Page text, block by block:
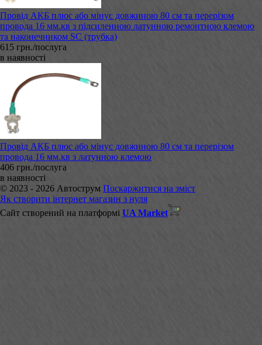
Провід АКБ плюс або мінус довжиною 80 см та перерізом
провода 16 мм.кв з підсиленною латунною ремонтною клемою
та наконечником SC (трубка)
615 грн./послуга
в наявності
Провід АКБ плюс або мінус довжиною 80 см та перерізом
провода 16 мм.кв з латунною клемою
406 грн./послуга
в наявності
© 2023 - 2026 Автострум Поскаржитися на зміст
Як створити інтернет магазин з нуля
Сайт створений на платформі UA Market